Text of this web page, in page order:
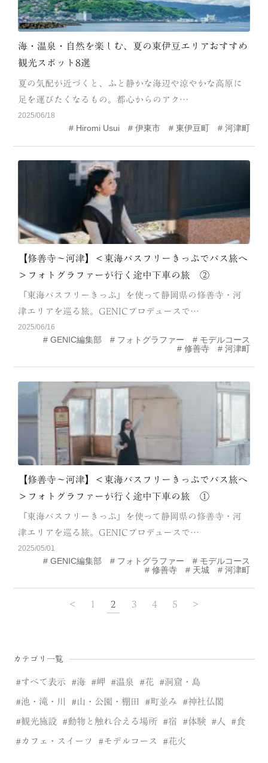
海・温泉・自然を楽しむ、夏の東伊豆エリアおすすめ
観光スポット8選
夏の気配が近づくと、ふと静かな海辺や涼やかな高原に
足を運びたくなるもの。都心からのアク…
2025/06/18
Hiromi Usui 伊東市 東伊豆町 河津町
【修善寺～河津】＜東海バスフリーきっぷでバス旅へ
＞フォトグラファーが行く途中下車の旅 ②
『東海バスフリーきっぷ』を使って静岡県の修善寺・河
津エリアを巡る旅。GENICプロデュースで…
2025/06/16
GENIC編集部 フォトグラファー
モデルコース
修善寺
河津町
【修善寺～河津】＜東海バスフリーきっぷでバス旅へ
＞フォトグラファーが行く途中下車の旅 ①
『東海バスフリーきっぷ』を使って静岡県の修善寺・河
津エリアを巡る旅。GENICプロデュースで…
2025/05/01
GENIC編集部 フォトグラファー
モデルコース
修善寺
天城 河津町
< 1 2 3 4 5 >
カテゴリ一覧
すべて表示 海 岬 温泉 花 洞窟・島
池・滝・川 山・公園・棚田 町並み 神社仏閣
観光施設 動物と触れ合える場所 宿 体験 人 食
カフェ・スイーツ モデルコース 花火